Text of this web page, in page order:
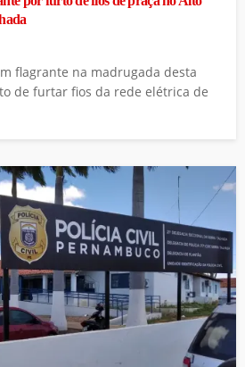
flagrante na madrugada desta
de furtar fios da rede elétrica de